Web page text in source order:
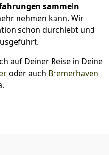
sammeln
nehmen kann. Wir
schon durchlebt und
auf Deiner Reise in Deine
oder auch Bremer­haven